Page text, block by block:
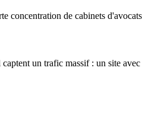
de cabinets
un trafic massif : un site